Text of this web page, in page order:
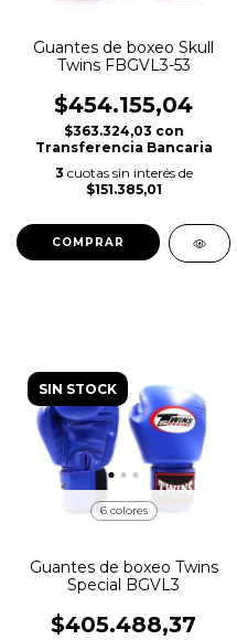
Guantes de boxeo Skull
Twins FBGVL3-53
$454.155,04
$363.324,03 con
Transferencia Bancaria
3 cuotas sin interés de
$151.385,01
COMPRAR
SIN STOCK
6 colores
Guantes de boxeo Twins
Special BGVL3
$405.488,37